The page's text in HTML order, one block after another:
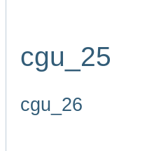
cgu_25
cgu_26